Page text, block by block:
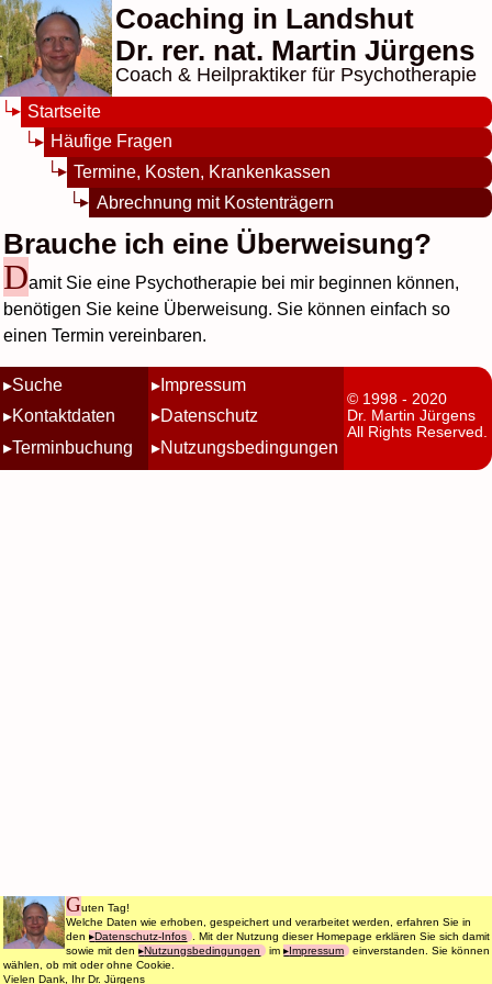
Coaching in Landshut
Dr. rer. nat. Martin Jürgens
Coach & Heilpraktiker für Psychotherapie
Startseite
Häufige Fragen
Termine, Kosten, Krankenkassen
Abrechnung mit Kostenträgern
Brauche ich eine Überweisung?
Damit Sie eine Psychotherapie bei mir beginnen können,
benötigen Sie keine Überweisung. Sie können einfach so
einen Termin vereinbaren.
Suche
Kontaktdaten
Terminbuchung
Impressum
Datenschutz
Nutzungsbedingungen
© 1998 - 2020
Dr. Martin Jürgens
All Rights Reserved.
Guten Tag!
Welche Daten wie erhoben, gespeichert und verarbeitet werden, erfahren Sie in
den Datenschutz-Infos
. Mit der Nutzung dieser Homepage erklären Sie sich damit
sowie mit den Nutzungsbedingungen im Impressum
einverstanden. Sie können
wählen, ob mit oder ohne Cookie.
Vielen Dank, Ihr Dr. Jürgens